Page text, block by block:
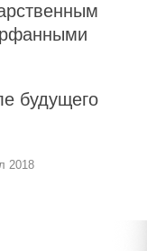
будущего
2018